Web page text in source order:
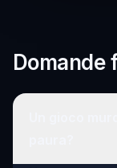
Domande